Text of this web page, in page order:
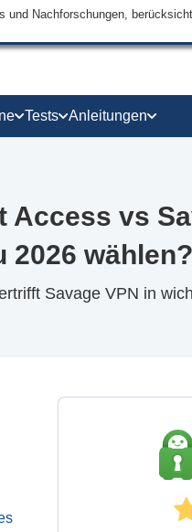
und Nachforschungen,
Tests Anleitungen
Access vs
2026 wählen?
Savage VPN in